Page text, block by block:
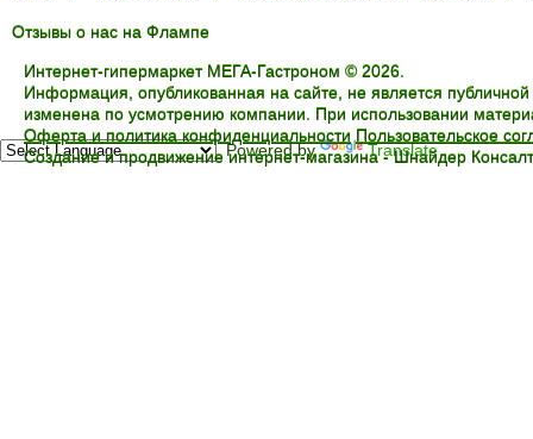
Отзывы о нас на Флампе
Интернет-гипермаркет МЕГА-Гастроном © 2026.
Информация, опубликованная на сайте, не является
изменена по усмотрению компании. При использовании
Оферта и политика конфиденциальности Пользовательское
Создание и продвижение интернет-магазина -Шнайдер
Powered by Translate